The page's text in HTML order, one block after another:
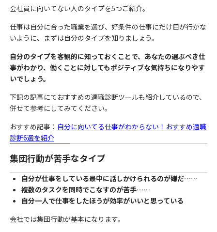
会社員に向いてない人のタイプを5つご紹介。
仕事は自分に合った職業を選び、好条件の仕事にだけ目が行かな
いように、まずは自分のタイプを知りましょう。
自分のタイプを客観的に知っておくことで、あなたの選ぶべき仕
事がわかり、働くことに対してもポジティブな気持ちになりやす
いでしょう。
下記の記事にておすすめの適職診断ツールも紹介しているので、
併せて参考にしてみてください。
おすすめ記事： 自分に向いてる仕事がわからない！おすすめ適職
診断6選を紹介
集団行動が苦手なタイプ
自分が仕事をしている最中に話しかけられるのが嫌だ……
複数のタスクを同時でこなすのが苦手……
自分一人で仕事をしたほうが効率がいいと思っている
会社では集団行動が基本になります。